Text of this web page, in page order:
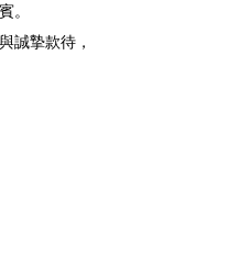
。
誠摯款待，